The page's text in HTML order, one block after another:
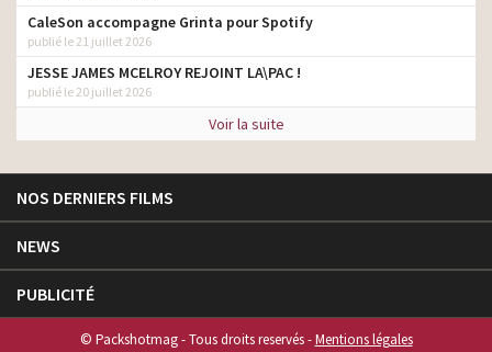
CaleSon accompagne Grinta pour Spotify
publié le 21 juillet 2026
JESSE JAMES MCELROY REJOINT LA\PAC !
publié le 20 juillet 2026
Voir la suite
NOS DERNIERS FILMS
NEWS
PUBLICITÉ
© Packshotmag - Tous droits reservés -Mentions légales